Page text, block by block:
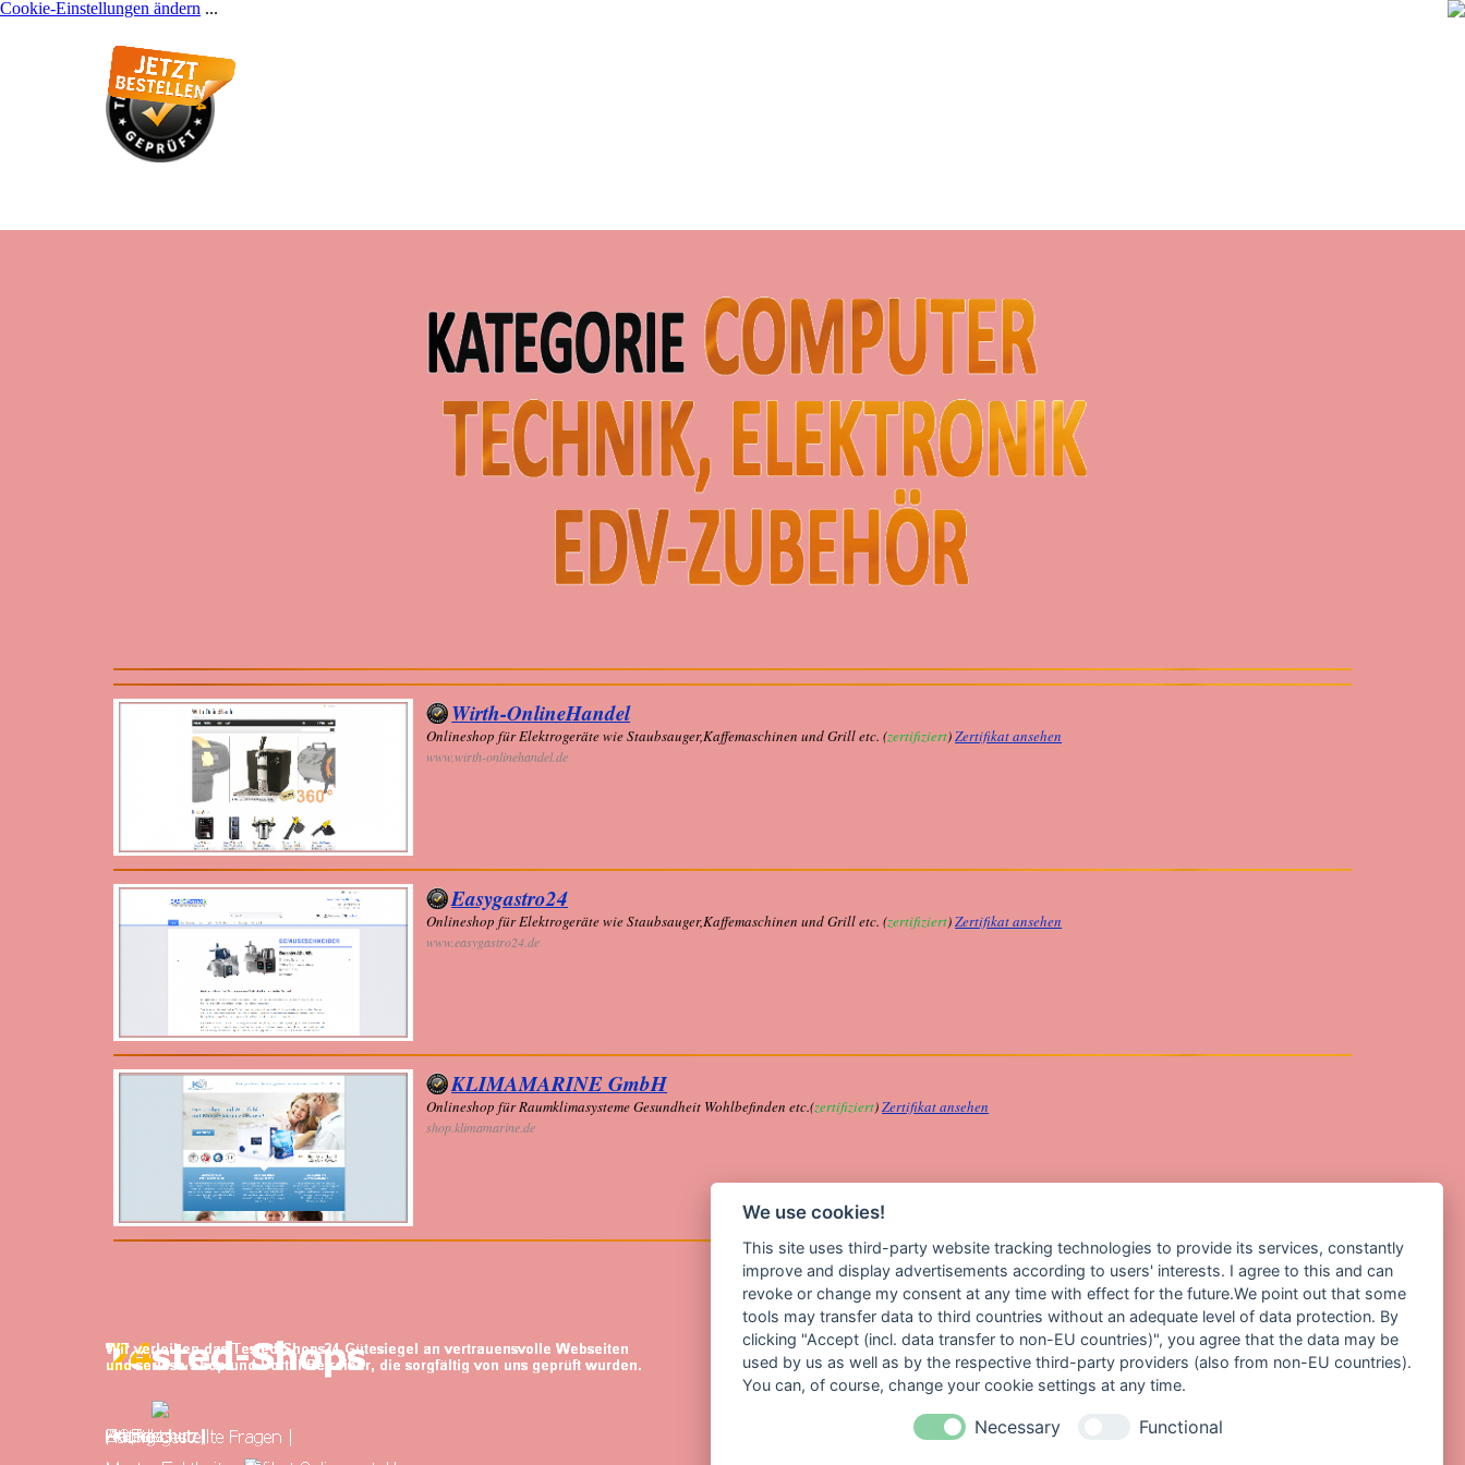
Cookie-Einstellungen ändern ...
We use cookies!
This site uses third-party website tracking technologies to provide its services, constantly
improve and display advertisements according to users' interests. I agree to this and can
revoke or change my consent at any time with effect for the future.We point out that some
tools may transfer data to third countries without an adequate level of data protection. By
clicking "Accept (incl. data transfer to non-EU countries)", you agree that the data may be
used by us as well as by the respective third-party providers (also from non-EU countries).
You can, of course, change your cookie settings at any time.
Necessary Functional
Wirth-OnlineHandel
Onlineshop für Elektrogeräte wie Staubsauger,Kaffemaschinen und Grill etc. (zertifiziert)Zertifikat ansehen
www.wirth-onlinehandel.de
Easygastro24
Onlineshop für Elektrogeräte wie Staubsauger,Kaffemaschinen und Grill etc. (zertifiziert)Zertifikat ansehen
www.easygastro24.de
KLIMAMARINE GmbH
Onlineshop für Raumklimasysteme Gesundheit Wohlbefinden etc.(zertifiziert)Zertifikat ansehen
shop.klimamarine.de